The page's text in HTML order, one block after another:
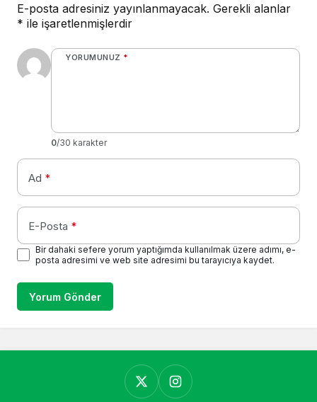
E-posta adresiniz yayınlanmayacak. Gerekli alanlar
* ile işaretlenmişlerdir
YORUMUNUZ *
0/30 karakter
Ad *
E-Posta *
Bir dahaki sefere yorum yaptığımda kullanılmak üzere adımı, e-
posta adresimi ve web site adresimi bu tarayıcıya kaydet.
Yorum Gönder